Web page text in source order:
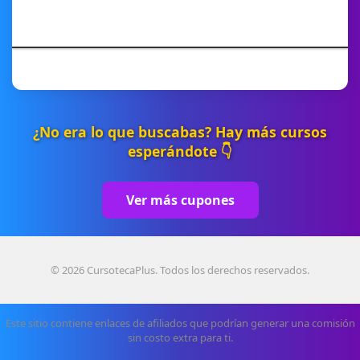
¿No era lo que buscabas? Hay más cursos
esperándote 👇
Ver más cupones
© 2026 CursotecaPlus. Todos los derechos reservados.
Este sitio contiene enlaces de afiliados que podrían generar una comisión
sin costo extra para ti.